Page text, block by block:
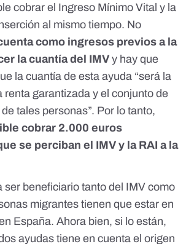
cobrar el Ingreso Mínimo Vital y la
al mismo tiempo. No
como ingresos previos a la
la cuantía del IMV y hay que
la cuantía de esta ayuda “será la
renta garantizada y el conjunto de
tales personas”. Por lo tanto,
cobrar 2.000 euros
se perciban el IMV y la RAI a la
ser beneficiario tanto del IMV como
migrantes tienen que estar en
España. Ahora bien, si lo están,
ayudas tiene en cuenta el origen